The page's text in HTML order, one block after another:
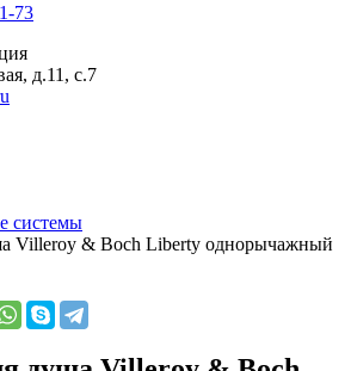
73
д.11, с.7
системы
Villeroy & Boch Liberty однорычажный